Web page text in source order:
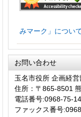
みマーク」につい
お問い合わせ
玉名市役所 企画経
住所：〒865-8501
電話番号:0968-75-
ファックス番号